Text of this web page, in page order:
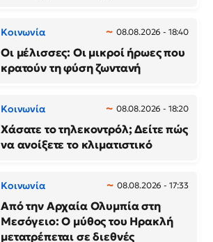
Κοινωνία 08.08.2026 - 18:40
Οι μέλισσες: Οι μικροί ήρωες που
κρατούν τη φύση ζωντανή
Κοινωνία 08.08.2026 - 18:20
Χάσατε το τηλεκοντρόλ; Δείτε πώς
να ανοίξετε το κλιματιστικό
Κοινωνία 08.08.2026 - 17:33
Από την Αρχαία Ολυμπία στη
Μεσόγειο: Ο μύθος του Ηρακλή
μετατρέπεται σε διεθνές